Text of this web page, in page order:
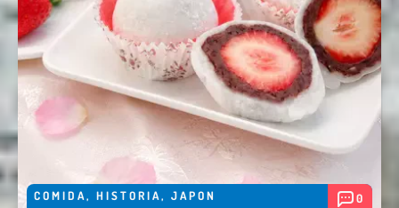
COMIDA, HISTORIA, JAPON 0
Enviar